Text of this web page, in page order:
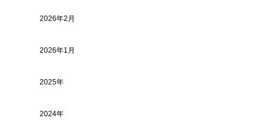
2026年2月
2026年1月
2025年
2024年